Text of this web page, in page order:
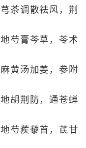
调散祛风，荆
膏芩草，苓术
汤加姜，参附
荆防，通苍蝉
蒺藜首，芪甘